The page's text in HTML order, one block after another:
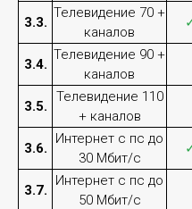
3.3.
Телевидение 70 +
каналов
3.4.
Телевидение 90 +
каналов
3.5.
Телевидение 110
+ каналов
3.6.
Интернет с пс до
30 Мбит/с
3.7.
Интернет с пс до
50 Мбит/с
передачи аналоговых
текстовых или
телефонной сети могут
также и